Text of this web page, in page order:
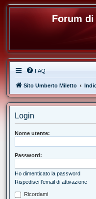
Forum
FAQ
Sito Umberto Miletto
Login
Nome utente:
Password:
Ho dimenticato la password
Rispedisci l’email di attivazione
Ricordami